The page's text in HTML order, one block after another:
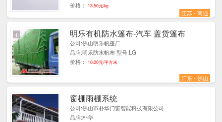
价格：
13.50元/kg
江苏 - 南通
明乐有机防水篷布-汽车 盖货篷布
公司:佛山明乐帆篷厂
品牌:明乐防水帆布 型号:LG
价格：
10.00元/平方米
广东 - 佛山
1
窗棚雨棚系统
公司:佛山市朴华门窗智能科技有限公司
品牌:朴华
1